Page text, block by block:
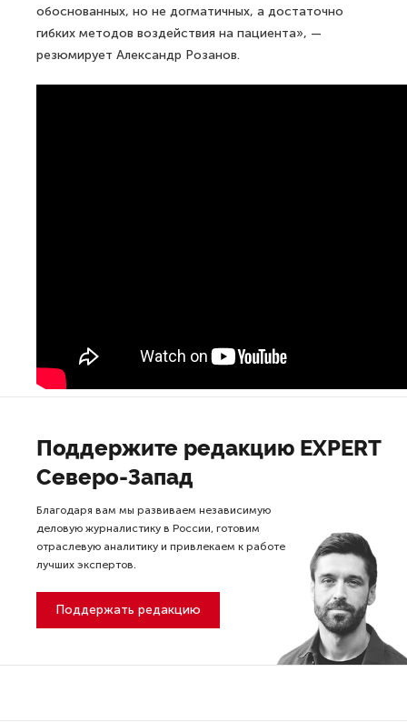
обоснованных, но не догматичных, а достаточно
гибких методов воздействия на пациента», —
резюмирует Александр Розанов.
Поддержите редакцию EXPERT
Северо-Запад
Благодаря вам мы развиваем независимую
деловую журналистику в России, готовим
отраслевую аналитику и привлекаем к работе
лучших экспертов.
Поддержать редакцию